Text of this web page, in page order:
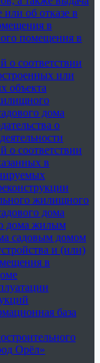
об отказе в
в
помещения в
о соответствии
или
объекта
дома
о
о соответствии
в
жилищного
дома
дома жилым
садовым домом
и (или)
в
база
Орёл»